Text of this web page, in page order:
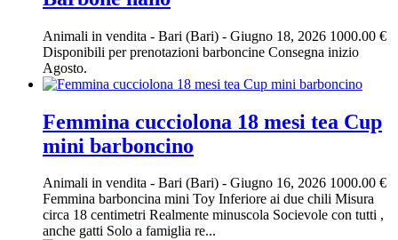
Animali in vendita - Bari (Bari) - Giugno 18, 2026 1000.00 €
Disponibili per prenotazioni barboncine Consegna inizio
Agosto.
Femmina cucciolona 18 mesi tea Cup
mini barboncino
Animali in vendita - Bari (Bari) - Giugno 16, 2026 1000.00 €
Femmina barboncina mini Toy Inferiore ai due chili Misura
circa 18 centimetri Realmente minuscola Socievole con tutti ,
anche gatti Solo a famiglia re...